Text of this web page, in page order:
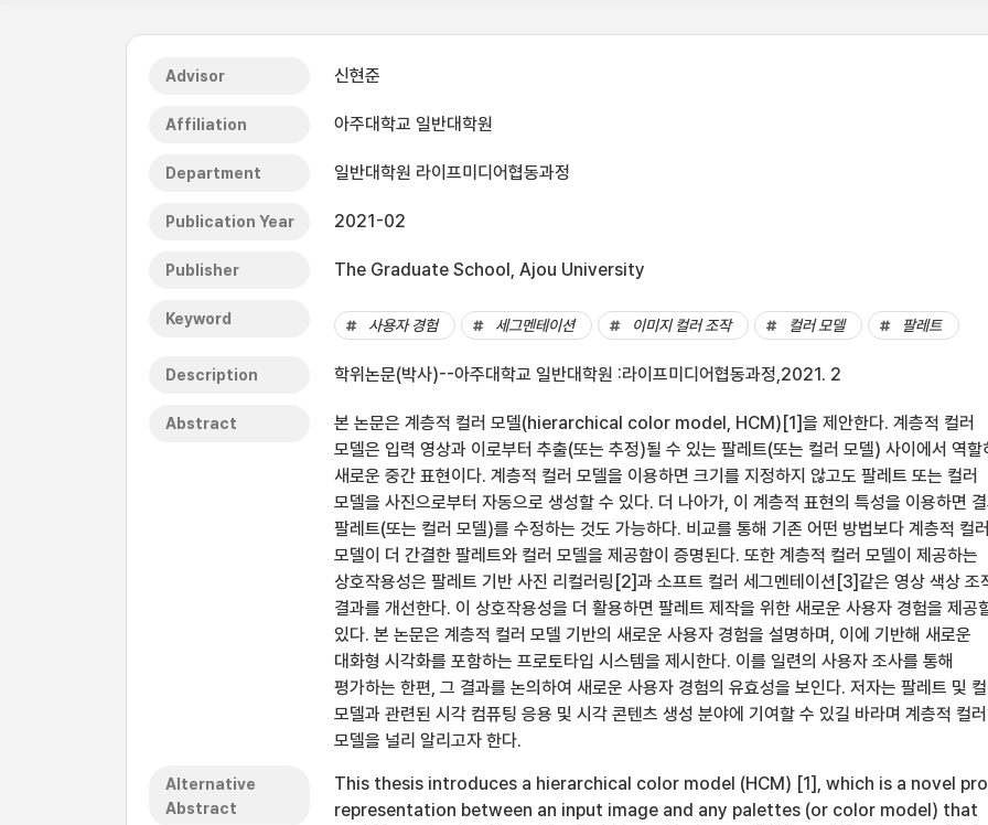
Advisor 신현준
Affiliation 아주대학교 일반대학원
Department 일반대학원 라이프미디어협동과정
Publication Year 2021-02
Publisher The Graduate School, Ajou University
Keyword 사용자 경험 세그멘테이션 이미지 컬러 조작 컬러 모델 팔레트
Description 학위논문(박사)--아주대학교 일반대학원 :라이프미디어협동과정,2021. 2
Abstract
본 논문은 계층적 컬러 모델(hierarchical color model, HCM)[1]을 제안한다. 계층적 컬러
모델은 입력 영상과 이로부터 추출(또는 추정)될 수 있는 팔레트(또는 컬러 모델) 사이에서 역할
새로운 중간 표현이다. 계층적 컬러 모델을 이용하면 크기를 지정하지 않고도 팔레트 또는 컬러
모델을 사진으로부터 자동으로 생성할 수 있다. 더 나아가, 이 계층적 표현의 특성을 이용하면
팔레트(또는 컬러 모델)를 수정하는 것도 가능하다. 비교를 통해 기존 어떤 방법보다 계층적 컬러
모델이 더 간결한 팔레트와 컬러 모델을 제공함이 증명된다. 또한 계층적 컬러 모델이 제공하는
상호작용성은 팔레트 기반 사진 리컬러링[2]과 소프트 컬러 세그멘테이션[3]같은 영상 색상 조
결과를 개선한다. 이 상호작용성을 더 활용하면 팔레트 제작을 위한 새로운 사용자 경험을 제공
있다. 본 논문은 계층적 컬러 모델 기반의 새로운 사용자 경험을 설명하며, 이에 기반해 새로운
대화형 시각화를 포함하는 프로토타입 시스템을 제시한다. 이를 일련의 사용자 조사를 통해
평가하는 한편, 그 결과를 논의하여 새로운 사용자 경험의 유효성을 보인다. 저자는 팔레트 및 컬
모델과 관련된 시각 컴퓨팅 응용 및 시각 콘텐츠 생성 분야에 기여할 수 있길 바라며 계층적 컬러
모델을 널리 알리고자 한다.
Alternative
Abstract
This thesis introduces a hierarchical color model (HCM) [1], which is a novel
representation between an input image and any palettes (or color model) that